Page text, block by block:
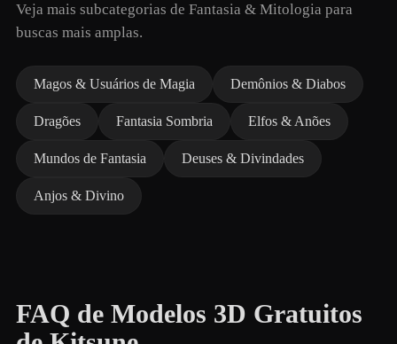
Veja mais subcategorias de Fantasia & Mitologia para
buscas mais amplas.
Magos & Usuários de Magia Demônios & Diabos
Dragões Fantasia Sombria Elfos & Anões
Mundos de Fantasia Deuses & Divindades
Anjos & Divino
FAQ de Modelos 3D Gratuitos